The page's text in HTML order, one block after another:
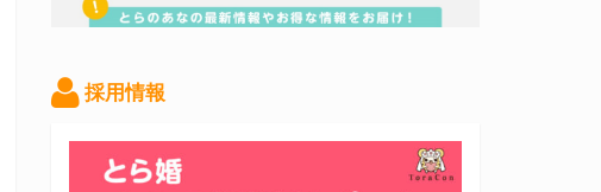
採用情報